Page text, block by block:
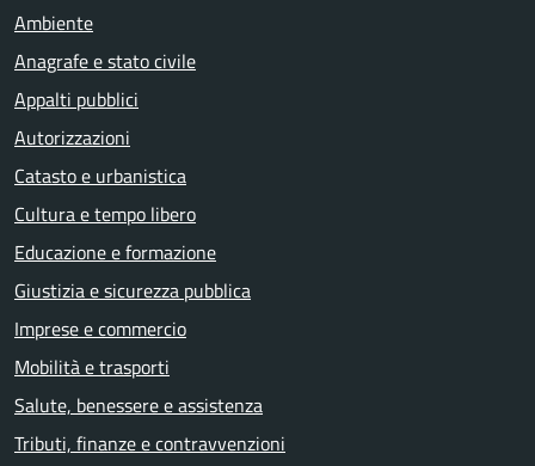
Ambiente
Anagrafe e stato civile
Appalti pubblici
Autorizzazioni
Catasto e urbanistica
Cultura e tempo libero
Educazione e formazione
Giustizia e sicurezza pubblica
Imprese e commercio
Mobilità e trasporti
Salute, benessere e assistenza
Tributi, finanze e contravvenzioni